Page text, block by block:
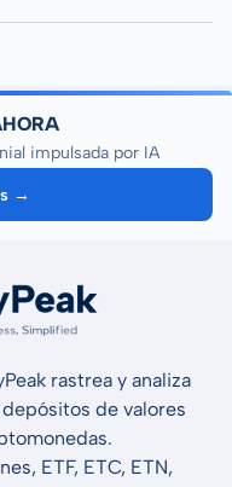
impulsada por IA
→
rastrea y analiza
de valores
ETF, ETC, ETN,